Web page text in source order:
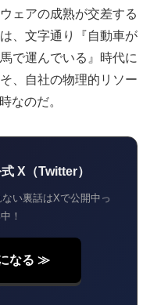
ェアの成熟が交差する
、文字通り『自動車が
で運んでいる』時代に
、自社の物理的リソー
なのだ。
X（Twitter）
い裏話はXで公開中っ
！
なる ≫